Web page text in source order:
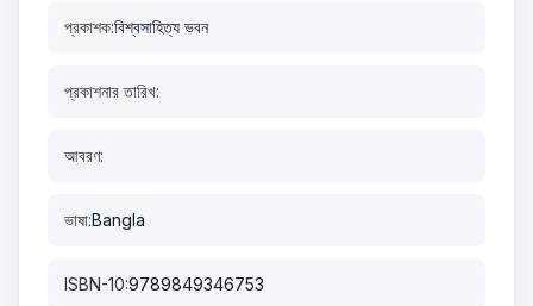
প্রকাশক:বিশ্বসাহিত্য ভবন
প্রকাশনার তারিখ:
আবরণ:
ভাষা:Bangla
ISBN-10:9789849346753